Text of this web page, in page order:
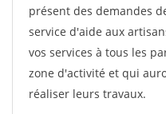
présent des demandes
service d'aide aux
vos services à tous les
zone d'activité et qui
réaliser leurs travaux.